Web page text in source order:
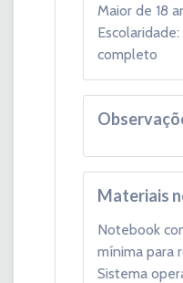
Maior de 18
completo
Materiais
Notebook
mínima para
Sistema